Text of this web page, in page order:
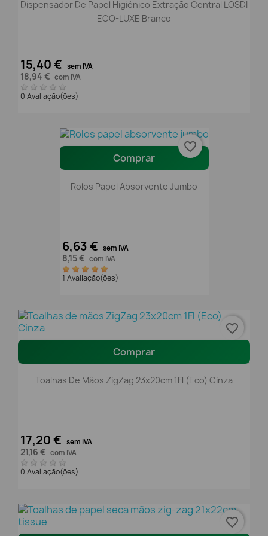
Dispensador De Papel Higiénico Extração Central LOSDI
ECO-LUXE Branco
15,40 € sem IVA
18,94 € com IVA
0 Avaliação(ões)
Comprar
Rolos Papel Absorvente Jumbo
6,63 € sem IVA
8,15 € com IVA
1 Avaliação(ões)
favorite_border
Comprar
Toalhas De Mãos ZigZag 23x20cm 1Fl (Eco) Cinza
17,20 € sem IVA
21,16 € com IVA
0 Avaliação(ões)
favorite_border
favorite_border